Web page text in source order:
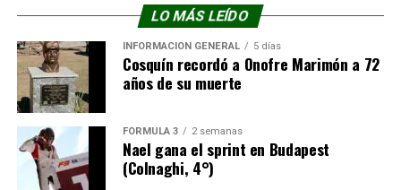
Joaquín Casalis
Francesco Domínguez
Luca Vega
Elián Simón
Final Midget
Juan José Listello
LO MÁS LEÍDO
INFORMACIÓN GENERAL 5 días
Cosquín recordó a Onofre Marimón a 72
años de su muerte
FÓRMULA 3 2 semanas
Nael gana el sprint en Budapest
(Colnaghi, 4°)